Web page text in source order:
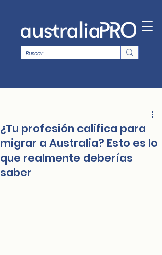
¿Tu profesión califica para
migrar a Australia? Esto es lo
que realmente deberías
saber